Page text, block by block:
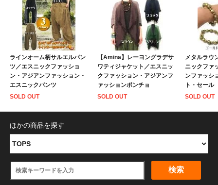
ラインオーム柄サルエルパン
ツ／エスニックファッショ
ン・アジアンファッション・
エスニックパンツ
SOLD OUT
【Amina】レーヨングラデサ
ワティジャケット／エスニッ
クファッション・アジアンフ
ァッションポンチョ
SOLD OUT
メタルラウ
ニックファ
ンファッシ
ト・セール
SOLD OUT
ほかの商品を探す
検索